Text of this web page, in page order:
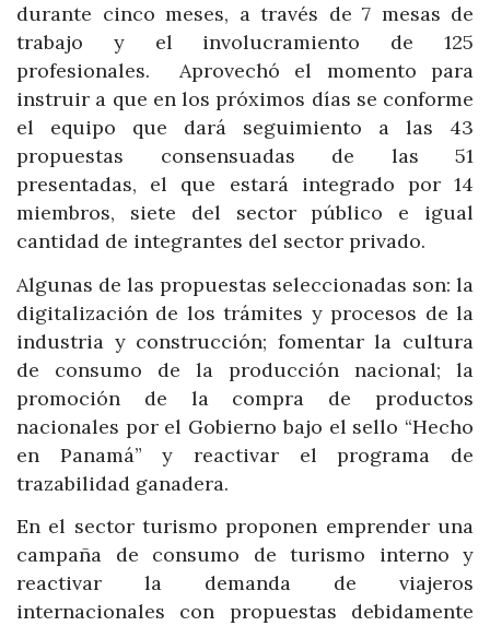
durante cinco meses, a través de 7 mesas de
trabajo y el involucramiento de 125
profesionales. Aprovechó el momento para
instruir a que en los próximos días se conforme
el equipo que dará seguimiento a las 43
propuestas consensuadas de las 51
presentadas, el que estará integrado por 14
miembros, siete del sector público e igual
cantidad de integrantes del sector privado.
Algunas de las propuestas seleccionadas son: la
digitalización de los trámites y procesos de la
industria y construcción; fomentar la cultura
de consumo de la producción nacional; la
promoción de la compra de productos
nacionales por el Gobierno bajo el sello “Hecho
en Panamá” y reactivar el programa de
trazabilidad ganadera.
En el sector turismo proponen emprender una
campaña de consumo de turismo interno y
reactivar la demanda de viajeros
internacionales con propuestas debidamente